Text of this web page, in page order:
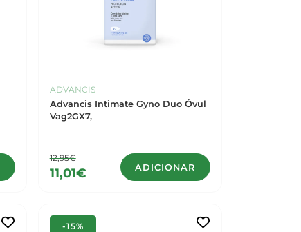
ADVANCIS
Advancis Intimate Gyno Duo Óvul
Vag2GX7,
12,95€
11,01€ ADICIONAR
-15%